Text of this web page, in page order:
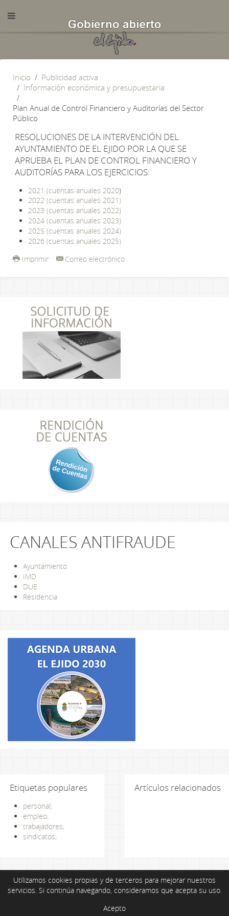
Inicio
Publicidad activa
Información económica y presupuestaria
Plan Anual de Control Financiero y Auditorías del Sector
Público
RESOLUCIONES DE LA INTERVENCIÓN DEL
AYUNTAMIENTO DE EL EJIDO POR LA QUE SE
APRUEBA EL PLAN DE CONTROL FINANCIERO Y
AUDITORÍAS PARA LOS EJERCICIOS:
2021 (cuentas anuales 2020)
2022 (cuentas anuales 2021)
2023 (cuentas anuales 2022)
2024 (cuentas anuales 2023)
2025 (cuentas anuales 2024)
2026 (cuentas anuales 2025)
Imprimir
Correo electrónico
CANALES ANTIFRAUDE
Ayuntamiento
IMD
DUE
Residencia
Etiquetas populares
personal;
empleo;
trabajadores;
sindicatos;
Artículos relacionados
Utilizamos cookies propias y de terceros para mejorar nuestros
servicios. Si continúa navegando, consideramos que acepta su uso.
Acepto